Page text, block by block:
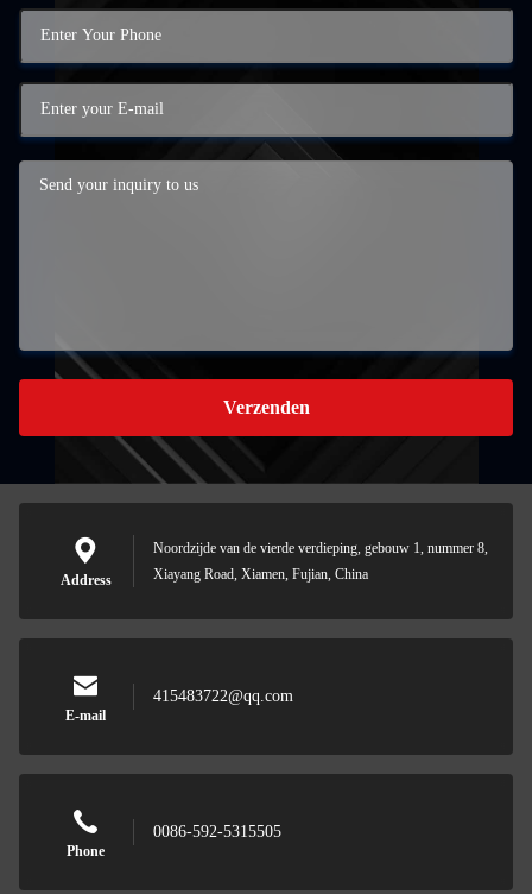
Verzenden
Address
Noordzijde van de vierde verdieping, gebouw 1, nummer 8,
Xiayang Road, Xiamen, Fujian, China
E-mail
415483722@qq.com
Phone
0086-592-5315505